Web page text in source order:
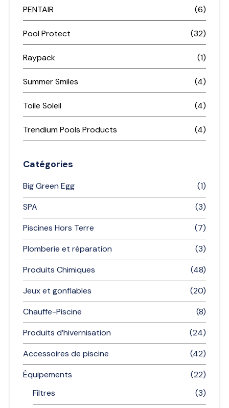
PENTAIR (6)
Pool Protect (32)
Raypack (1)
Summer Smiles (4)
Toile Soleil (4)
Trendium Pools Products (4)
Catégories
Big Green Egg
(1)
SPA
(3)
Piscines Hors Terre
(7)
Plomberie et réparation
(3)
Produits Chimiques
(48)
Jeux et gonflables
(20)
Chauffe-Piscine
(8)
Produits d’hivernisation
(24)
Accessoires de piscine
(42)
Équipements
(22)
Filtres
(3)